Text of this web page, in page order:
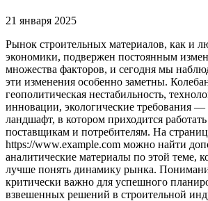
21 января 2025
Рынок строительных материалов, как и
экономики, подвержен постоянным
множества факторов, и сегодня мы
эти изменения особенно заметны.
геополитическая нестабильность,
инновации, экологические требования —
ландшафт, в котором приходится
поставщикам и потребителям. На
https://www.example.com можно найти
аналитические материалы по этой теме,
лучше понять динамику рынка.
критически важно для успешного
взвешенных решений в строительной